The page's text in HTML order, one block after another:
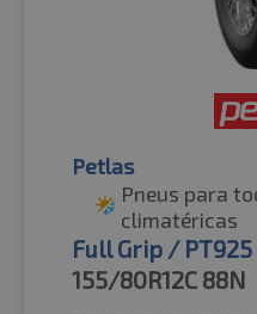
Petlas
Pneus para
climatéricas
Full Grip / PT925
155/80R12C 88N